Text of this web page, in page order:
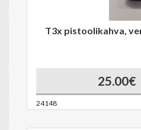
T3x pistoolikahva,
25.00€
24148